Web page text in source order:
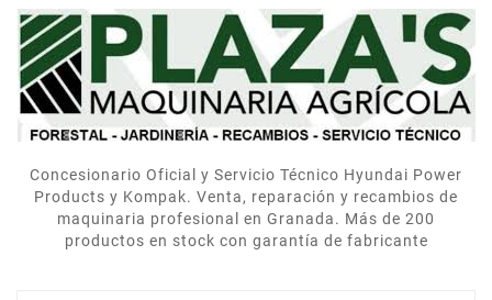
explicó cómo usarlo
correctamente. Muy
contentos.
Concesionario Oficial y Servicio Técnico Hyundai Power
Products y Kompak. Venta, reparación y recambios de
maquinaria profesional en Granada. Más de 200
productos en stock con garantía de fabricante